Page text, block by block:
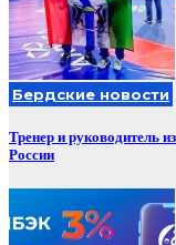
Бердские новости
Тренер и руководитель
России